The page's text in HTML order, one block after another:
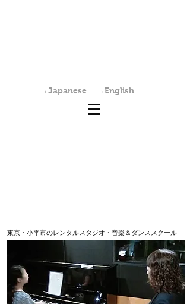
→Japanese →English
東京・小平市のレンタルスタジオ・音楽＆ダンススクール